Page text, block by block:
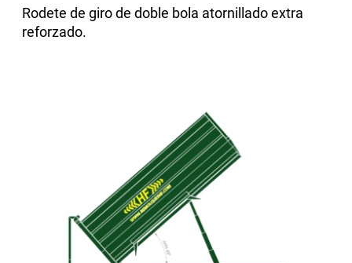
Rodete de giro de doble bola atornillado extra
reforzado.